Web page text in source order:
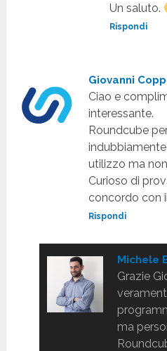
Un saluto.
Rispondi
Giovanni
Ciao e
interessante.
Roundcube
utilizzo ma
Curioso di
concordo con
Rispondi
Michele
Grazie
ma